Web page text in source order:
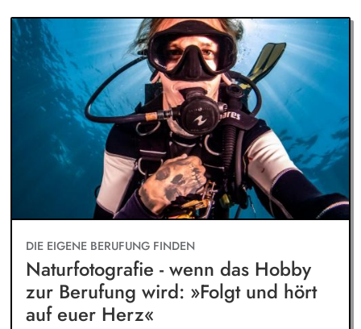
DIE EIGENE BERUFUNG FINDEN
Naturfotografie - wenn das Hobby
zur Berufung wird: »Folgt und hört
auf euer Herz«